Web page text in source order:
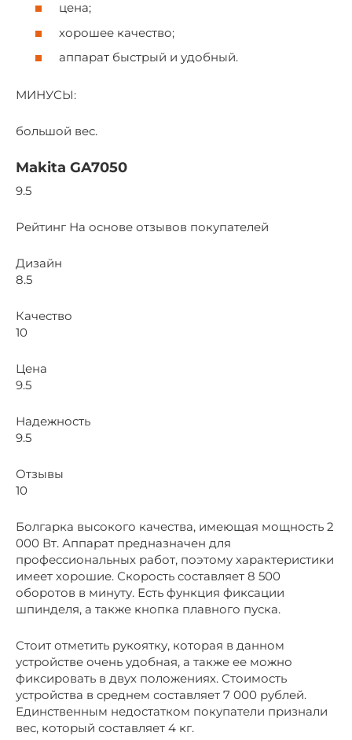
цена;
хорошее качество;
аппарат быстрый и удобный.
МИНУСЫ:
большой вес.
Makita GA7050
9.5
Рейтинг На основе отзывов покупателей
Дизайн
8.5
Качество
10
Цена
9.5
Надежность
9.5
Отзывы
10
Болгарка высокого качества, имеющая мощность 2
000 Вт. Аппарат предназначен для
профессиональных работ, поэтому характеристики
имеет хорошие. Скорость составляет 8 500
оборотов в минуту. Есть функция фиксации
шпинделя, а также кнопка плавного пуска.
Стоит отметить рукоятку, которая в данном
устройстве очень удобная, а также ее можно
фиксировать в двух положениях. Стоимость
устройства в среднем составляет 7 000 рублей.
Единственным недостатком покупатели признали
вес, который составляет 4 кг.